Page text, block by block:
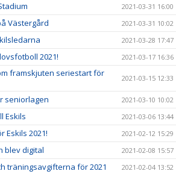
2021-03-31 16:00
Västergård 2021-03-31 10:02
2021-03-28 17:47
2021! 2021-03-17 16:36
framskjuten seriestart för
2021-03-15 12:33
seniorlagen 2021-03-10 10:02
Eskils 2021-03-06 13:44
Eskils 2021! 2021-02-12 15:29
blev digital 2021-02-08 15:57
träningsavgifterna för 2021 2021-02-04 13:52